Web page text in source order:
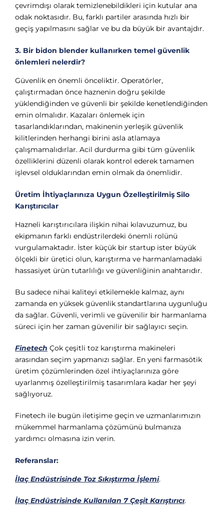
çevrimdışı olarak temizlenebildikleri için kutular ana
odak noktasıdır. Bu, farklı partiler arasında hızlı bir
geçiş yapılmasını sağlar ve bu da büyük bir avantajdır.
3. Bir bidon blender kullanırken temel güvenlik
önlemleri nelerdir?
Güvenlik en önemli önceliktir. Operatörler,
çalıştırmadan önce haznenin doğru şekilde
yüklendiğinden ve güvenli bir şekilde kenetlendiğinden
emin olmalıdır. Kazaları önlemek için
tasarlandıklarından, makinenin yerleşik güvenlik
kilitlerinden herhangi birini asla atlamaya
çalışmamalıdırlar. Acil durdurma gibi tüm güvenlik
özelliklerini düzenli olarak kontrol ederek tamamen
işlevsel olduklarından emin olmak da önemlidir.
Üretim İhtiyaçlarınıza Uygun Özelleştirilmiş Silo
Karıştırıcılar
Hazneli karıştırıcılara ilişkin nihai kılavuzumuz, bu
ekipmanın farklı endüstrilerdeki önemli rolünü
vurgulamaktadır. İster küçük bir startup ister büyük
ölçekli bir üretici olun, karıştırma ve harmanlamadaki
hassasiyet ürün tutarlılığı ve güvenliğinin anahtarıdır.
Bu sadece nihai kaliteyi etkilemekle kalmaz, aynı
zamanda en yüksek güvenlik standartlarına uygunluğu
da sağlar. Güvenli, verimli ve güvenilir bir harmanlama
süreci için her zaman güvenilir bir sağlayıcı seçin.
Finetech Çok çeşitli toz karıştırma makineleri
arasından seçim yapmanızı sağlar. En yeni farmasötik
üretim çözümlerinden özel ihtiyaçlarınıza göre
uyarlanmış özelleştirilmiş tasarımlara kadar her şeyi
sağlıyoruz.
Finetech ile bugün iletişime geçin ve uzmanlarımızın
mükemmel harmanlama çözümünü bulmanıza
yardımcı olmasına izin verin.
Referanslar:
İlaç Endüstrisinde Toz Sıkıştırma İşlemi.
İlaç Endüstrisinde Kullanılan 7 Çeşit Karıştırıcı.